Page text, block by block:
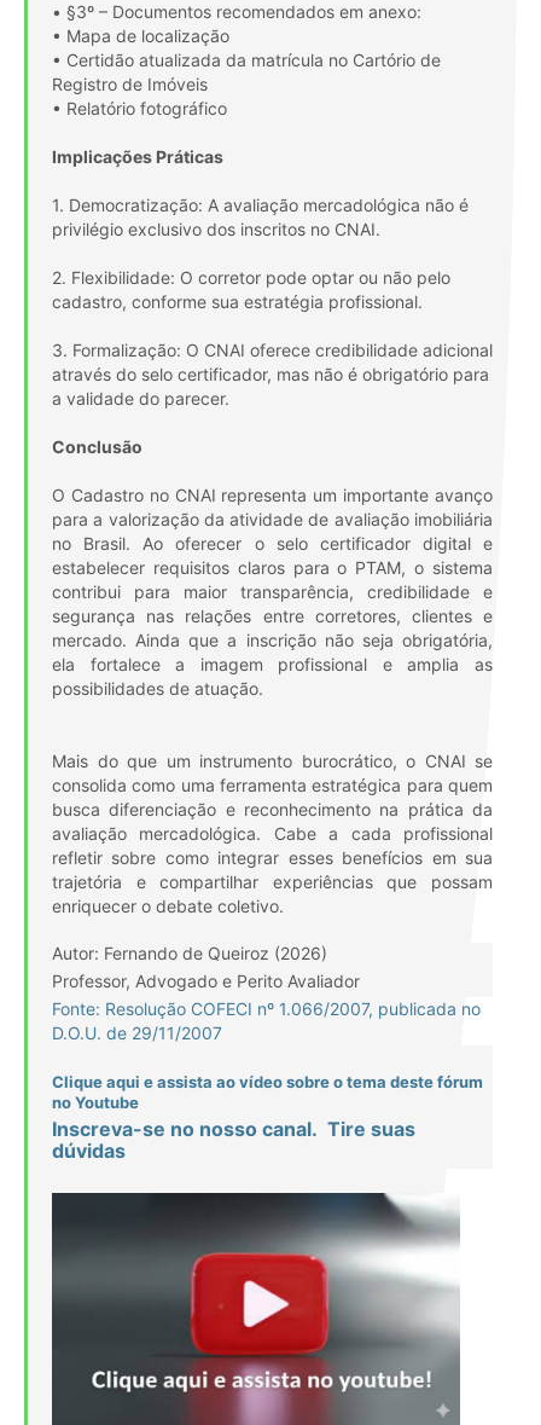
• §3º – Documentos recomendados em anexo:
• Mapa de localização
• Certidão atualizada da matrícula no Cartório de
Registro de Imóveis
• Relatório fotográfico
Implicações Práticas
1. Democratização: A avaliação mercadológica não é
privilégio exclusivo dos inscritos no CNAI.
2. Flexibilidade: O corretor pode optar ou não pelo
cadastro, conforme sua estratégia profissional.
3. Formalização: O CNAI oferece credibilidade adicional
através do selo certificador, mas não é obrigatório para
a validade do parecer.
Conclusão
O Cadastro no CNAI representa um importante avanço
para a valorização da atividade de avaliação imobiliária
no Brasil. Ao oferecer o selo certificador digital e
estabelecer requisitos claros para o PTAM, o sistema
contribui para maior transparência, credibilidade e
segurança nas relações entre corretores, clientes e
mercado. Ainda que a inscrição não seja obrigatória,
ela fortalece a imagem profissional e amplia as
possibilidades de atuação.
Mais do que um instrumento burocrático, o CNAI se
consolida como uma ferramenta estratégica para quem
busca diferenciação e reconhecimento na prática da
avaliação mercadológica. Cabe a cada profissional
refletir sobre como integrar esses benefícios em sua
trajetória e compartilhar experiências que possam
enriquecer o debate coletivo.
Autor: Fernando de Queiroz (2026)
Professor, Advogado e Perito Avaliador
Fonte: Resolução COFECI nº 1.066/2007, publicada no
D.O.U. de 29/11/2007
Clique aqui e assista ao vídeo sobre o tema deste fórum
no Youtube
Inscreva-se no nosso canal. Tire suas
dúvidas